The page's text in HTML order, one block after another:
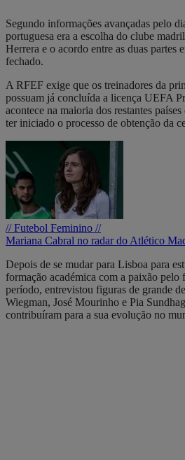
Segundo informações avançadas pelo
portuguesa era a escolha do clube
Herrera e o acordo entre as duas partes
fechado.
A RFEF exige que os treinadores da
possuam já concluída a licença UEFA
acontece na maioria dos restantes
ter iniciado o processo de obtenção da
// Futebol Feminino //
Mariana Cabral no radar do Atlético
Depois de se mudar para Lisboa para
formação académica com a paixão pelo
período, entrevistou figuras de grande
Wiegman, José Mourinho e Pia
contribuíram para a sua evolução no